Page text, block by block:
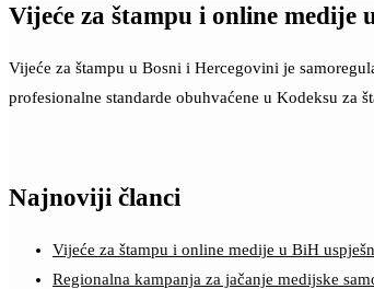
Vijeće za štampu i online medije
Vijeće za štampu u Bosni i Hercegovini je
profesionalne standarde obuhvaćene u Kodeksu za
Najnoviji članci
Vijeće za štampu i online medije u BiH
Regionalna kampanja za jačanje medijske